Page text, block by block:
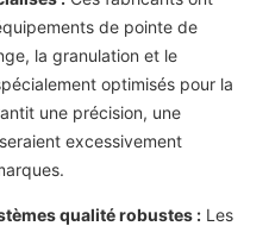
de pointe de
la granulation et le
optimisés pour la
une précision, une
excessivement
qualité robustes : Les